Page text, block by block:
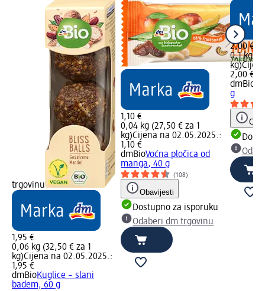
trgovinu
1,95 €
0,06 kg (32,50 € za 1
kg)Cijena na 02.05.2025.:
1,95 €
dmBioKuglice – slani
badem, 60 g
1,10 €
0,04 kg (27,50 € za 1
kg)Cijena na 02.05.2025.:
1,10 €
dmBioVoćna pločica od
manga, 40 g
(108)
Obavijesti
Dostupno za isporuku
Odaberi dm trgovinu
2,00 €
0,1 kg
kg)
2,00 €
dmBio
g